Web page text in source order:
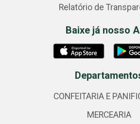
Relatório de
Baixe já nosso
CONFEITARIA E
MERCEARIA